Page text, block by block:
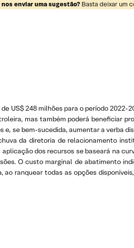
enviar uma sugestão? Basta deixar um
US$ 248 milhões para o período
mas também poderá beneficiar
se bem-sucedida, aumentar a verba
da diretoria de relacionamento
dos recursos se baseará na
O custo marginal de abatimento
ranquear todas as opções